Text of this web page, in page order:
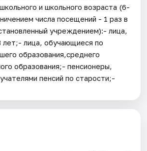
и школьного возраста (6-
числа посещений - 1 раз в
учреждением):- лица,
лет;- лица, обучающиеся по
образования,среднего
образования;- пенсионеры,
пенсий по старости;-